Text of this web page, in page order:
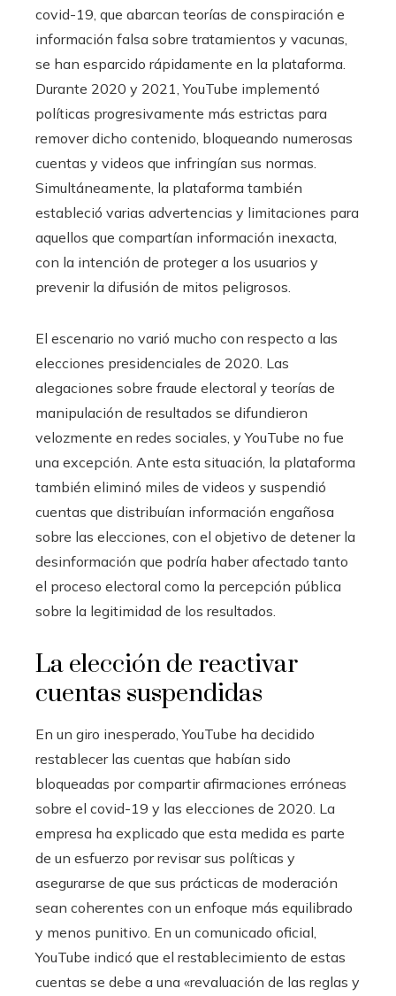
covid-19, que abarcan teorías de conspiración e
información falsa sobre tratamientos y vacunas,
se han esparcido rápidamente en la plataforma.
Durante 2020 y 2021, YouTube implementó
políticas progresivamente más estrictas para
remover dicho contenido, bloqueando numerosas
cuentas y videos que infringían sus normas.
Simultáneamente, la plataforma también
estableció varias advertencias y limitaciones para
aquellos que compartían información inexacta,
con la intención de proteger a los usuarios y
prevenir la difusión de mitos peligrosos.
El escenario no varió mucho con respecto a las
elecciones presidenciales de 2020. Las
alegaciones sobre fraude electoral y teorías de
manipulación de resultados se difundieron
velozmente en redes sociales, y YouTube no fue
una excepción. Ante esta situación, la plataforma
también eliminó miles de videos y suspendió
cuentas que distribuían información engañosa
sobre las elecciones, con el objetivo de detener la
desinformación que podría haber afectado tanto
el proceso electoral como la percepción pública
sobre la legitimidad de los resultados.
La elección de reactivar
cuentas suspendidas
En un giro inesperado, YouTube ha decidido
restablecer las cuentas que habían sido
bloqueadas por compartir afirmaciones erróneas
sobre el covid-19 y las elecciones de 2020. La
empresa ha explicado que esta medida es parte
de un esfuerzo por revisar sus políticas y
asegurarse de que sus prácticas de moderación
sean coherentes con un enfoque más equilibrado
y menos punitivo. En un comunicado oficial,
YouTube indicó que el restablecimiento de estas
cuentas se debe a una «revaluación de las reglas y